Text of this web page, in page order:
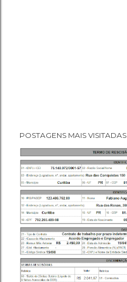
POSTAGENS MAIS VISITADAS